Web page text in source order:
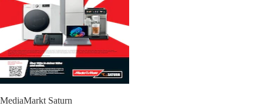
MediaMarkt Saturn